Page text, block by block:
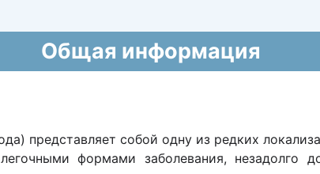
Общая информация
представляет собой одну из редких
формами заболевания, незадолго